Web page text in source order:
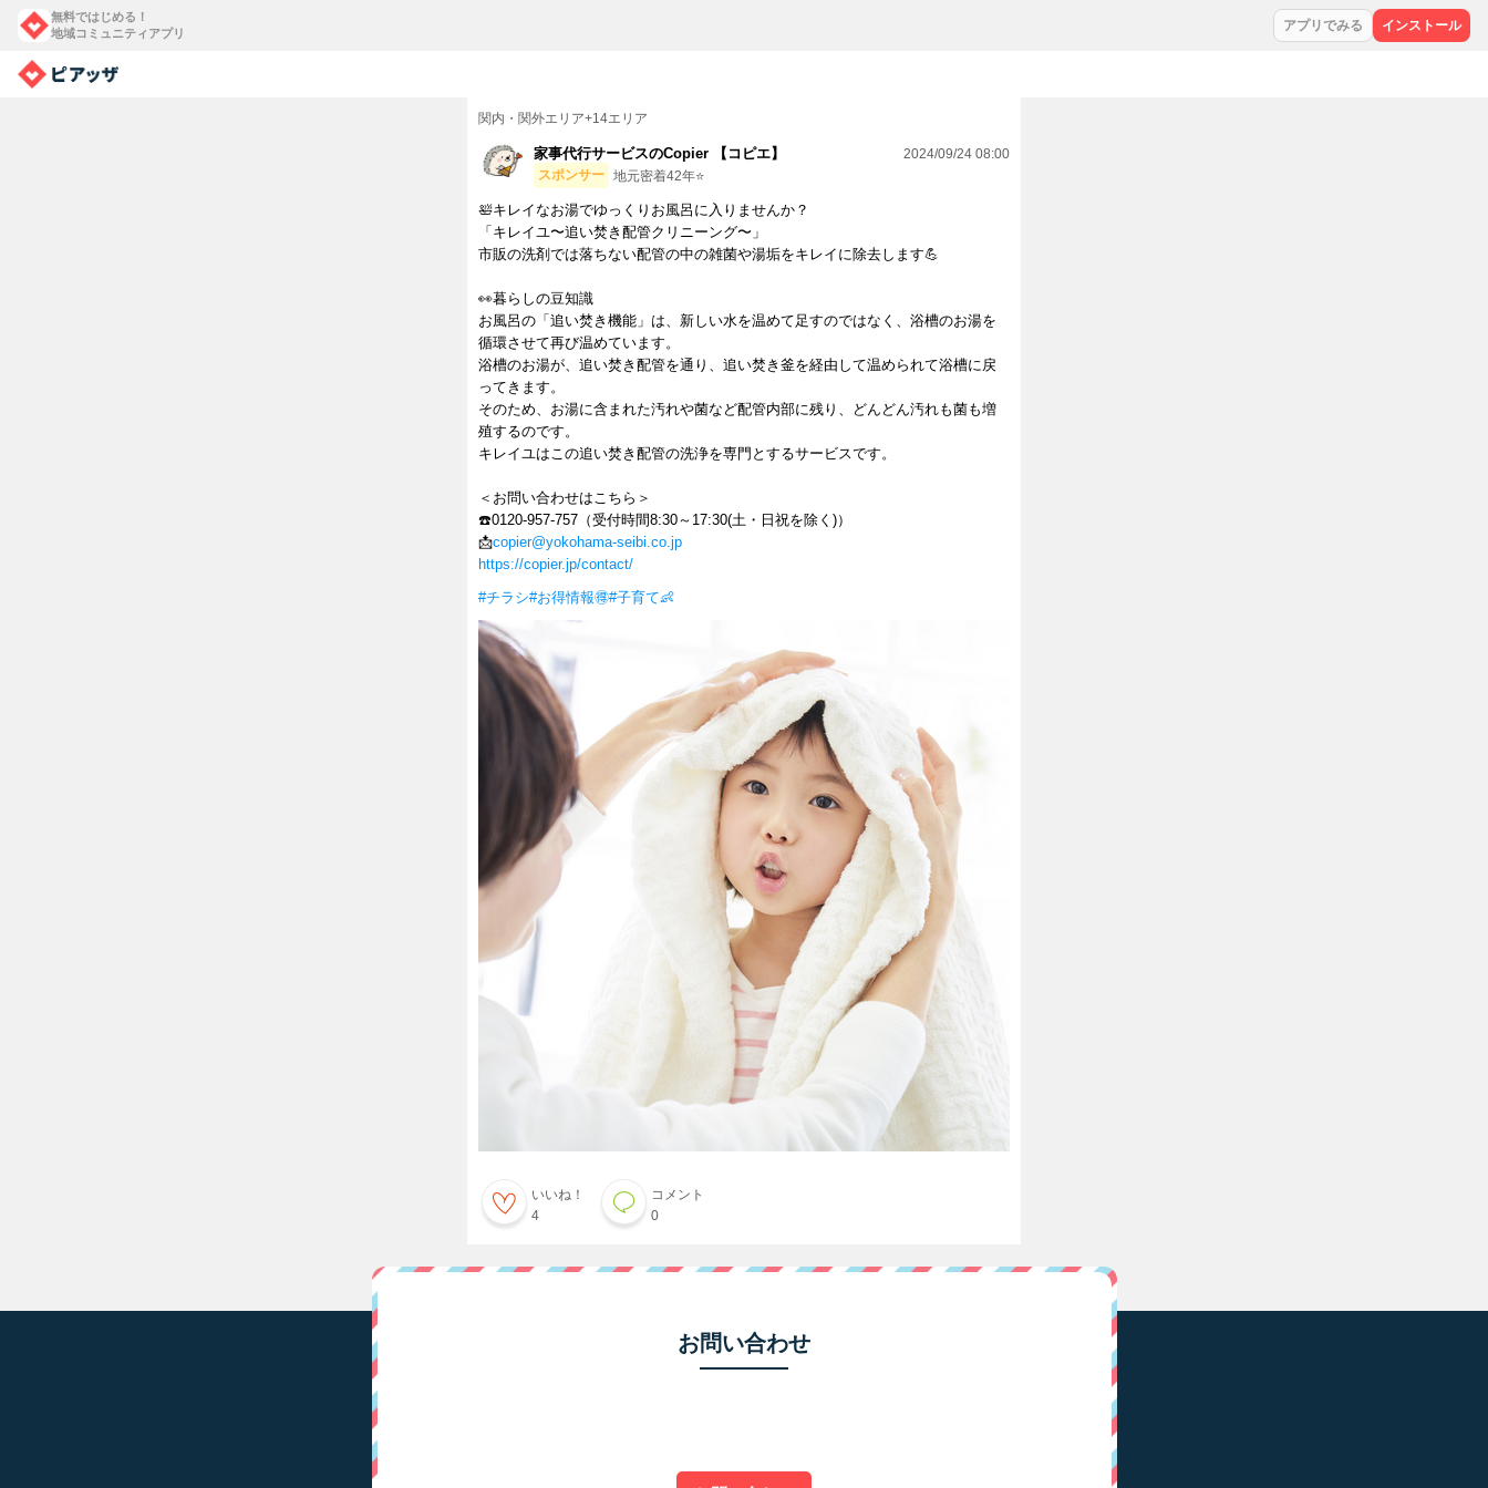
無料ではじめる！
地域コミュニティアプリ
アプリでみる インストール
関内・関外エリア+14エリア
家事代行サービスのCopier 【コピエ】
スポンサー 地元密着42年⭐️
2024/09/24 08:00
🛀キレイなお湯でゆっくりお風呂に入りませんか？
「キレイユ〜追い焚き配管クリニーング〜」
市販の洗剤では落ちない配管の中の雑菌や湯垢をキレイに除去します💪
👀暮らしの豆知識
お風呂の「追い焚き機能」は、新しい水を温めて足すのではなく、浴槽のお湯を
循環させて再び温めています。
浴槽のお湯が、追い焚き配管を通り、追い焚き釜を経由して温められて浴槽に戻
ってきます。
そのため、お湯に含まれた汚れや菌など配管内部に残り、どんどん汚れも菌も増
殖するのです。
キレイユはこの追い焚き配管の洗浄を専門とするサービスです。
＜お問い合わせはこちら＞
☎️0120-957-757（受付時間8:30～17:30(土・日祝を除く)）
📩copier@yokohama-seibi.co.jp
https://copier.jp/contact/
#チラシ#お得情報🉐#子育て👶
いいね！
4
コメント
0
お問い合わせ